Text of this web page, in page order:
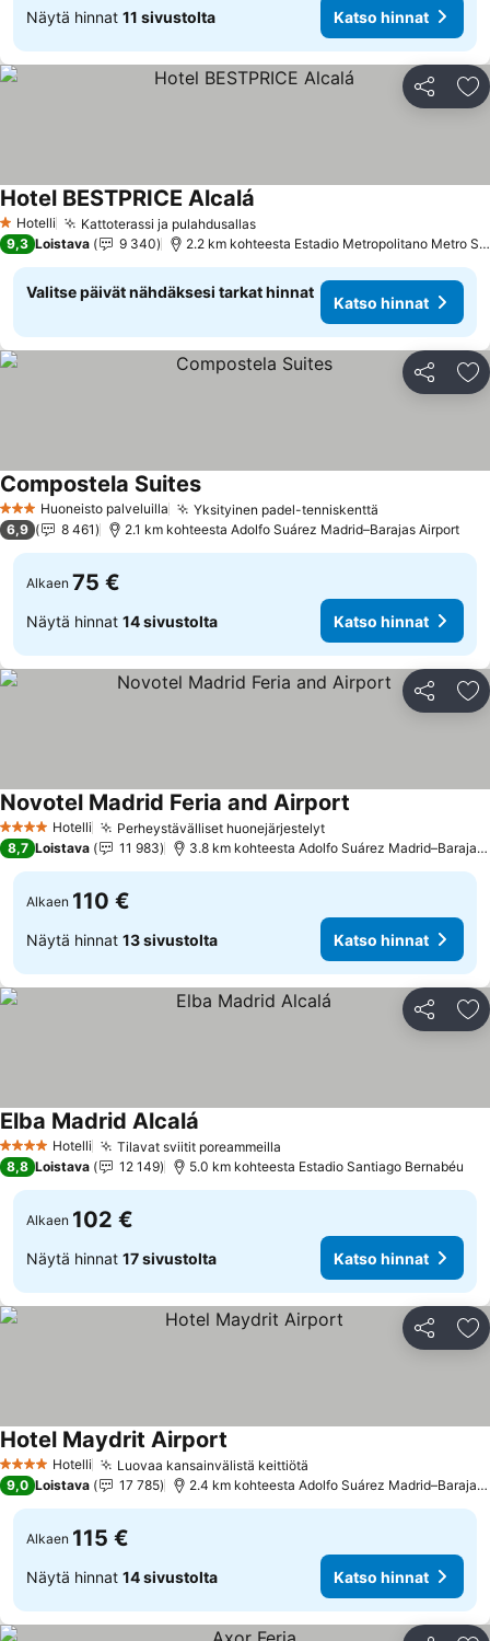
Näytä hinnat 11 sivustolta Katso hinnat
Jaa
1 Tähtiluokitus
Hotelli Kattoterassi ja pulahdusallas
Hotel BESTPRICE Alcalá
9,3 Loistava 9 340 2.2 km kohteesta Estadio Metropolitano Metro Station
Valitse päivät nähdäksesi tarkat hinnat
Katso hinnat
Jaa
3 Tähtiluokitus
Huoneisto palveluilla Yksityinen padel-tenniskenttä
Compostela Suites
6,9 8 461 2.1 km kohteesta Adolfo Suárez Madrid–Barajas Airport
Alkaen 75 €
Näytä hinnat 14 sivustolta Katso hinnat
Jaa
4 Tähtiluokitus
Hotelli Perheystävälliset huonejärjestelyt
Novotel Madrid Feria and Airport
8,7 Loistava 11 983 3.8 km kohteesta Adolfo Suárez Madrid–Barajas Airport
Alkaen 110 €
Näytä hinnat 13 sivustolta Katso hinnat
Jaa
4 Tähtiluokitus
Hotelli Tilavat sviitit poreammeilla
Elba Madrid Alcalá
8,8 Loistava 12 149 5.0 km kohteesta Estadio Santiago Bernabéu
Alkaen 102 €
Näytä hinnat 17 sivustolta Katso hinnat
Jaa
4 Tähtiluokitus
Hotelli Luovaa kansainvälistä keittiötä
Hotel Maydrit Airport
9,0 Loistava 17 785 2.4 km kohteesta Adolfo Suárez Madrid–Barajas Airport
Alkaen 115 €
Näytä hinnat 14 sivustolta Katso hinnat